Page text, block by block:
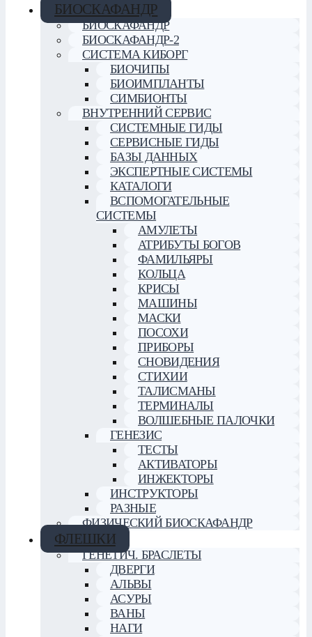
БИОСКАФАНДР
БИОСКАФАНДР
БИОСКАФАНДР-2
СИСТЕМА КИБОРГ
БИОЧИПЫ
БИОИМПЛАНТЫ
СИМБИОНТЫ
ВНУТРЕННИЙ СЕРВИС
СИСТЕМНЫЕ ГИДЫ
СЕРВИСНЫЕ ГИДЫ
БАЗЫ ДАННЫХ
ЭКСПЕРТНЫЕ СИСТЕМЫ
КАТАЛОГИ
ВСПОМОГАТЕЛЬНЫЕ
СИСТЕМЫ
АМУЛЕТЫ
АТРИБУТЫ БОГОВ
ФАМИЛЬЯРЫ
КОЛЬЦА
КРИСЫ
МАШИНЫ
МАСКИ
ПОСОХИ
ПРИБОРЫ
СНОВИДЕНИЯ
СТИХИИ
ТАЛИСМАНЫ
ТЕРМИНАЛЫ
ВОЛШЕБНЫЕ ПАЛОЧКИ
ГЕНЕЗИС
ТЕСТЫ
АКТИВАТОРЫ
ИНЖЕКТОРЫ
ИНСТРУКТОРЫ
РАЗНЫЕ
ФИЗИЧЕСКИЙ БИОСКАФАНДР
ФЛЕШКИ
ГЕНЕТИЧ. БРАСЛЕТЫ
ДВЕРГИ
АЛЬВЫ
АСУРЫ
ВАНЫ
НАГИ